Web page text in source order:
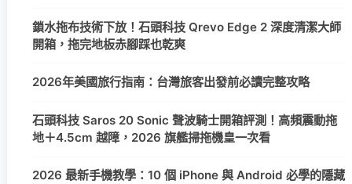
鎖水拖布技術下放！石頭科技 Qrevo Edge 2 深度清潔大師
開箱，拖完地板赤腳踩也乾爽
2026年美國旅行指南：台灣旅客出發前必讀完整攻略
石頭科技 Saros 20 Sonic 聲波騎士開箱評測！高頻震動拖
地＋4.5cm 越障，2026 旗艦掃拖機皇一次看
2026 最新手機教學：10 個 iPhone 與 Android 必學的隱藏